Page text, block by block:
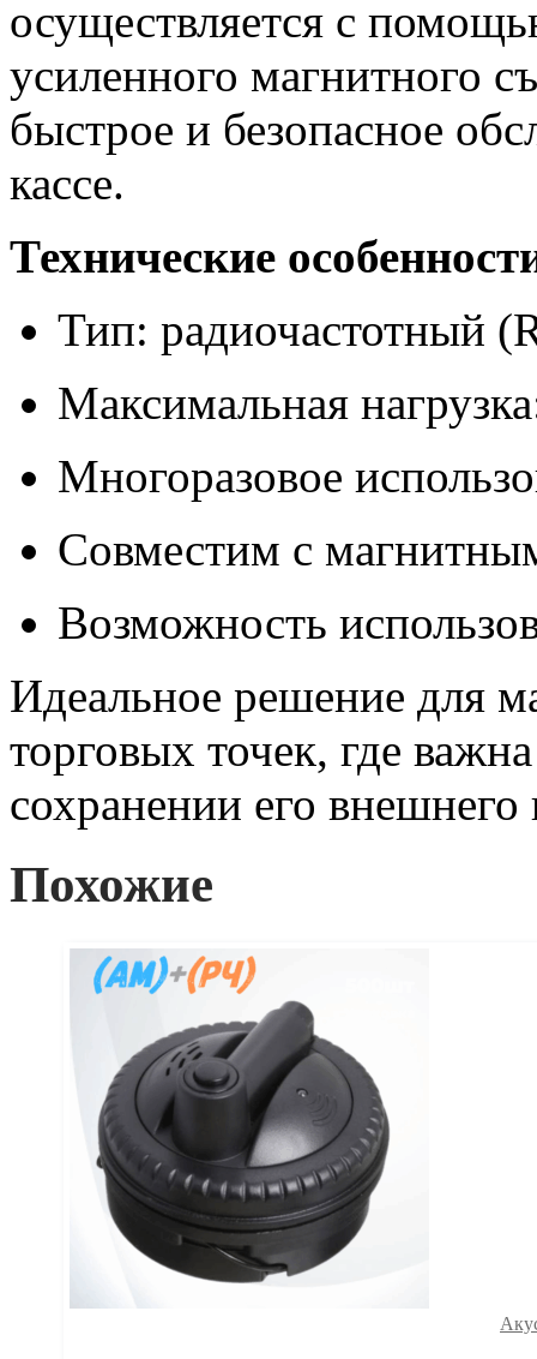
осуществляется с
усиленного магнитного
быстрое и безопасное
кассе.
Технические
Тип: радиочастотный
Максимальная
Многоразовое
Совместим с
Возможность
Идеальное решение для
торговых точек, где
сохранении его внешнего
Похожие